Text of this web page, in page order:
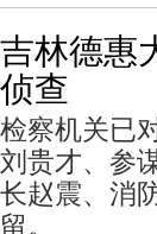
吉林德惠
侦查
检察机关已
刘贵才、参
长赵震、消
留。